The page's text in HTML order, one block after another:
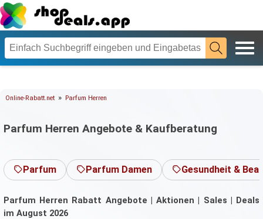
Online-Rabatt.net » Parfum Herren
Parfum Herren Angebote & Kaufberatung
Parfum Parfum Damen Gesundheit &
Parfum Herren Rabatt Angebote | Aktionen | Sales | Deals
im August 2026